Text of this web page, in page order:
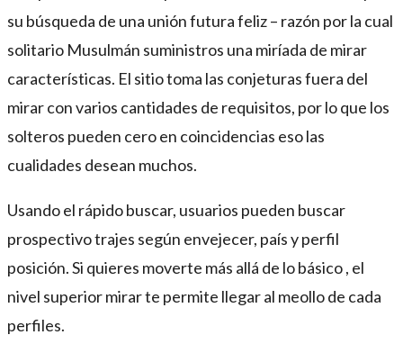
su búsqueda de una unión futura feliz – razón por la cual
solitario Musulmán suministros una miríada de mirar
características. El sitio toma las conjeturas fuera del
mirar con varios cantidades de requisitos, por lo que los
solteros pueden cero en coincidencias eso las
cualidades desean muchos.
Usando el rápido buscar, usuarios pueden buscar
prospectivo trajes según envejecer, país y perfil
posición. Si quieres moverte más allá de lo básico , el
nivel superior mirar te permite llegar al meollo de cada
perfiles.